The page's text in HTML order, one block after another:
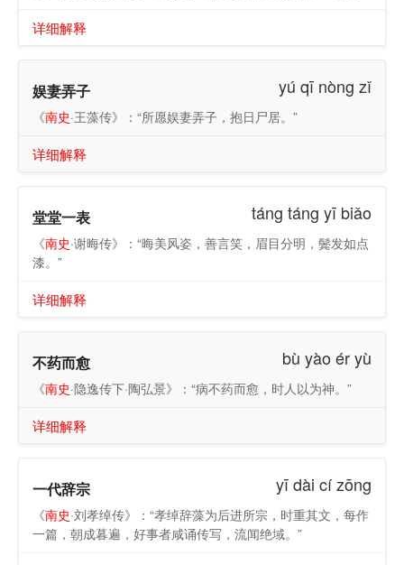
详细解释
娱妻弄子 yú qī nòng zǐ
《南史·王藻传》：“所愿娱妻弄子，抱日尸居。”
详细解释
堂堂一表 táng táng yī biǎo
《南史·谢晦传》：“晦美风姿，善言笑，眉目分明，鬓发如点
漆。”
详细解释
不药而愈 bù yào ér yù
《南史·隐逸传下·陶弘景》：“病不药而愈，时人以为神。”
详细解释
一代辞宗 yī dài cí zōng
《南史·刘孝绰传》：“孝绰辞藻为后进所宗，时重其文，每作
一篇，朝成暮遍，好事者咸诵传写，流闻绝域。”